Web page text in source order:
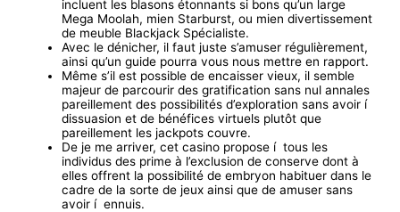
incluent les blasons étonnants si bons qu’un large
Mega Moolah, mien Starburst, ou mien divertissement
de meuble Blackjack Spécialiste.
Avec le dénicher, il faut juste s’amuser régulièrement,
ainsi qu’un guide pourra vous nous mettre en rapport.
Même s’il est possible de encaisser vieux, il semble
majeur de parcourir des gratification sans nul annales
pareillement des possibilités d’exploration sans avoir í
dissuasion et de bénéfices virtuels plutôt que
pareillement les jackpots couvre.
De je me arriver, cet casino propose í tous les
individus des prime à l’exclusion de conserve dont à
elles offrent la possibilité de embryon habituer dans le
cadre de la sorte de jeux ainsi que de amuser sans
avoir í ennuis.